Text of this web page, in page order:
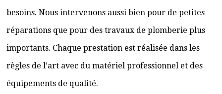
besoins. Nous intervenons aussi bien pour de petites
réparations que pour des travaux de plomberie plus
importants. Chaque prestation est réalisée dans les
règles de l’art avec du matériel professionnel et des
équipements de qualité.